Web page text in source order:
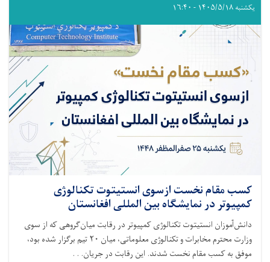
یکشنبه ۱۴۰۵/۵/۱۸ - ۱۶:۴۰
کسب مقام نخست ازسوی انستیتوت تکنالوژی
کمپیوتر در نمایشگاه بین المللی افغانستان
دانش‌آموزان انستیتوت تکنالوژی کمپیوتر در رقابت میان‌گروهی که از سوی
وزارت محترم مخابرات و تکنالوژی معلوماتی، میان ۲۰ تیم برگزار شده بود،
موفق به کسب مقام نخست شدند. این رقابت در جریان. . .